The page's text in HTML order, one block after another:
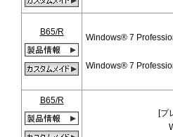
B65/R
Windows® 7
Windows® 7
B65/R
[プ